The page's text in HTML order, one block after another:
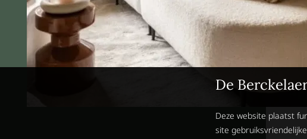
De
Deze website plaatst
site